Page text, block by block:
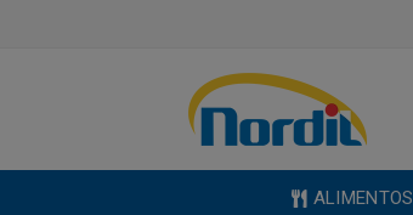
ALIMENTOS